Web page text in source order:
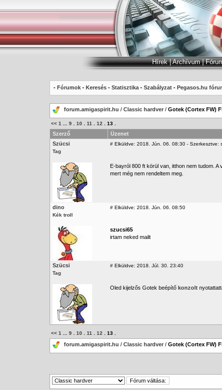
Hírek|Archívum|
- Fórumok - Keresés - Statisztika - Szabályzat - Pegasos.hu
forum.amigaspirit.hu / Classic hardver / Gotek (Cortex FW)
<< 1 9 10 11 12 13
Szerző
Üzenet
Szücsi
Tag
# Elküldve: 2018. Jún. 06. 08:30 - Szerkesztve:
E-bayról 800 ft körül van, itthon nem tudom.
mert még nem rendeltem meg.
dino
Kék troll
# Elküldve: 2018. Jún. 06. 08:50
szucsi65
irtam neked mailt
Szücsi
Tag
# Elküldve: 2018. Júl. 30. 23:40
Oled kijelzős Gotek beépítő konzolt
<< 1 9 10 11 12 13
forum.amigaspirit.hu / Classic hardver / Gotek (Cortex FW)